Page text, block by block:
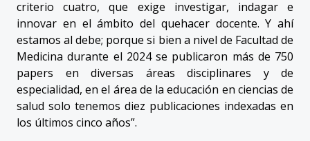
criterio cuatro, que exige investigar, indagar e
innovar en el ámbito del quehacer docente. Y ahí
estamos al debe; porque si bien a nivel de Facultad de
Medicina durante el 2024 se publicaron más de 750
papers en diversas áreas disciplinares y de
especialidad, en el área de la educación en ciencias de
salud solo tenemos diez publicaciones indexadas en
los últimos cinco años”.